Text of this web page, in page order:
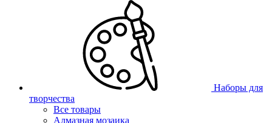
Наборы для
творчества
Все товары
Алмазная мозаика